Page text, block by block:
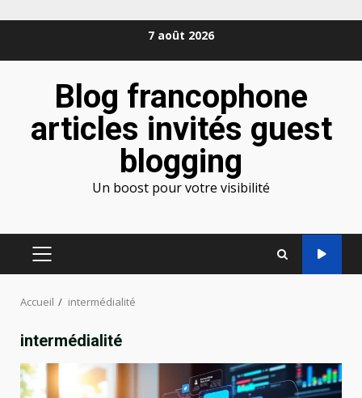
7 août 2026
Blog francophone
articles invités guest
blogging
Un boost pour votre visibilité
MENU
Accueil intermédialité
intermédialité